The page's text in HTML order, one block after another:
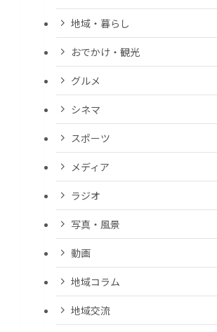
地域・暮らし
おでかけ・観光
グルメ
シネマ
スポーツ
メディア
ラジオ
写真・風景
動画
地域コラム
地域交流